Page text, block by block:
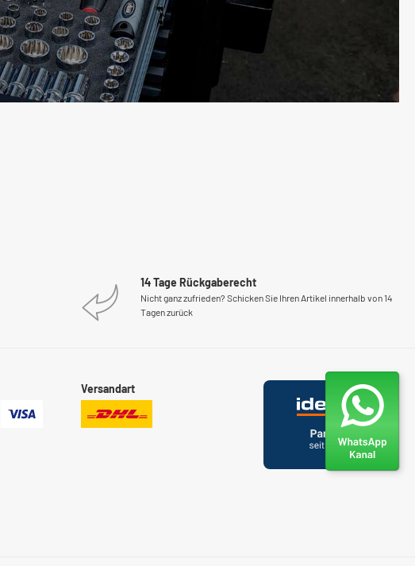
14 Tage Rückgaberecht
Nicht ganz zufrieden? Schicken Sie Ihren Artikel innerhalb von 14
Tagen zurück
Versandart